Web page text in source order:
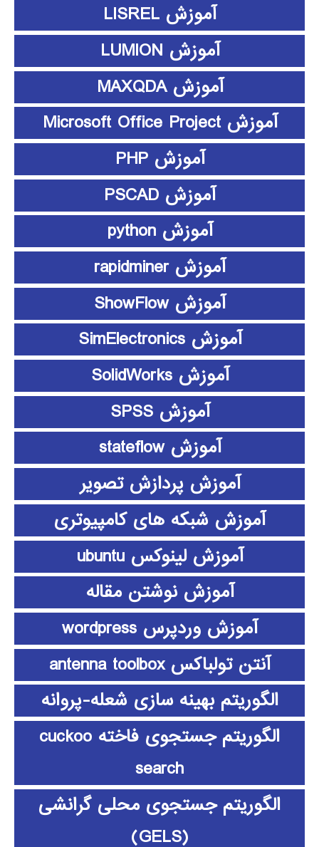
آموزش LISREL
آموزش LUMION
آموزش MAXQDA
آموزش Microsoft Office Project
آموزش PHP
آموزش PSCAD
آموزش python
آموزش rapidminer
آموزش ShowFlow
آموزش SimElectronics
آموزش SolidWorks
آموزش SPSS
آموزش stateflow
آموزش پردازش تصویر
آموزش شبکه های کامپیوتری
آموزش لینوکس ubuntu
آموزش نوشتن مقاله
آموزش وردپرس wordpress
آنتن تولباکس antenna toolbox
الگوریتم بهینه سازی شعله-پروانه
الگوریتم جستجوی فاخته cuckoo
search
الگوریتم جستجوی محلی گرانشی
(GELS)